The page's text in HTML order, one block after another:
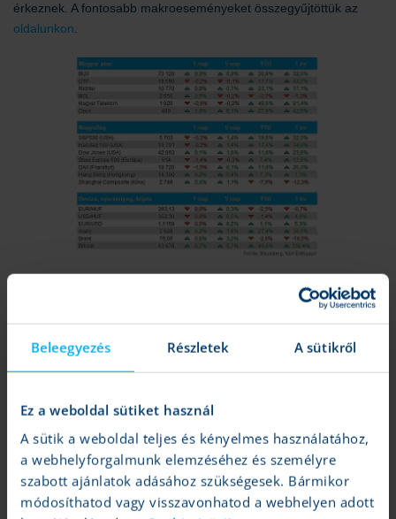
Beleegyezés Részletek A sütikről
Ez a weboldal sütiket használ
A sütik a weboldal teljes és kényelmes használatához,
a webhelyforgalmunk elemzéséhez és személyre
szabott ajánlatok adásához szükségesek. Bármikor
módosíthatod vagy visszavonhatod a webhelyen adott
érkeznek. A fontosabb makroeseményeket összegyűjtöttük az
oldalunkon
jogi nyilatkozat
továbbiakban: „ K&H Értékpapír ”) állította össze.
A K&H Értékpapír jelen tájékoztatás útján nem nyújt konkrét és
személyre szóló befektetési tanácsadást, a benne foglaltak nem
minősíthetők pénzügyi eszköz jegyzésére, vételére, eladására
vonatkozó ajánlattételi felhívásnak vagy ajánlatnak, befektetési
elemzésnek, pénzügyi elemzésnek, befektetéssel kapcsolatos
kutatásnak, pénzügyi, adó- vagy jogi tanácsadásnak,